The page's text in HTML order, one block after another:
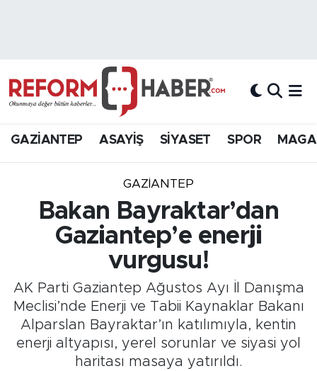
GAZİANTEP ASAYİŞ SİYASET SPOR
GAZIANTEP
Bakan Bayraktar’dan
Gaziantep’e enerji
vurgusu!
AK Parti Gaziantep Ağustos Ayı İl Danışma
Meclisi’nde Enerji ve Tabii Kaynaklar Bakanı
Alparslan Bayraktar’ın katılımıyla, kentin
enerji altyapısı, yerel sorunlar ve siyasi yol
haritası masaya yatırıldı.
Hava Durumu
Süper Lig Puan Durumu ve Fikstür
Son Dakika Haberleri